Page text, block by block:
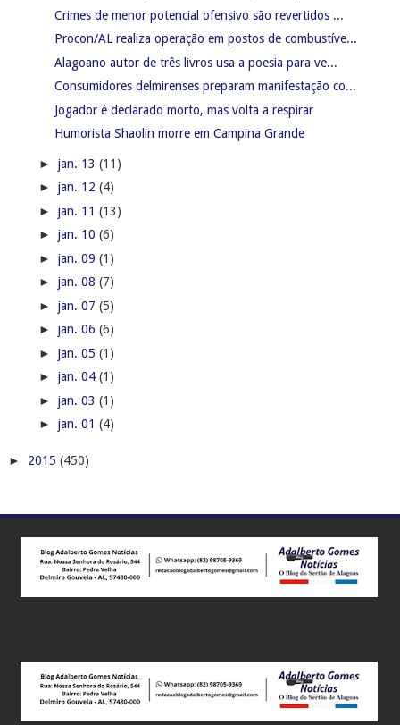
Crimes de menor potencial ofensivo são revertidos ...
Procon/AL realiza operação em postos de combustíve...
Alagoano autor de três livros usa a poesia para ve...
Consumidores delmirenses preparam manifestação co...
Jogador é declarado morto, mas volta a respirar
Humorista Shaolin morre em Campina Grande
► jan. 13 (11)
► jan. 12 (4)
► jan. 11 (13)
► jan. 10 (6)
► jan. 09 (1)
► jan. 08 (7)
► jan. 07 (5)
► jan. 06 (6)
► jan. 05 (1)
► jan. 04 (1)
► jan. 03 (1)
► jan. 01 (4)
► 2015 (450)